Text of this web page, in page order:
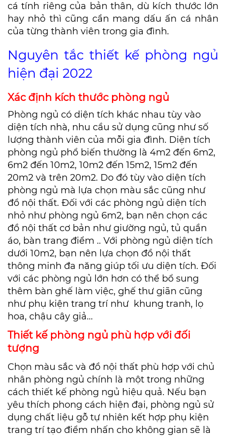
cá tính riêng của bản thân, dù kích thước lớn
hay nhỏ thì cũng cần mang dấu ấn cá nhân
của từng thành viên trong gia đình.
Nguyên tắc thiết kế phòng ngủ
hiện đại 2022
Xác định kích thước phòng ngủ
Phòng ngủ có diện tích khác nhau tùy vào
diện tích nhà, nhu cầu sử dụng cũng như số
lượng thành viên của mỗi gia đình. Diện tích
phòng ngủ phổ biến thường là 4m2 đến 6m2,
6m2 đến 10m2, 10m2 đến 15m2, 15m2 đến
20m2 và trên 20m2. Do đó tùy vào diện tích
phòng ngủ mà lựa chọn màu sắc cũng như
đồ nội thất. Đối với các phòng ngủ diện tích
nhỏ như phòng ngủ 6m2, bạn nên chọn các
đồ nội thất cơ bản như giường ngủ, tủ quần
áo, bàn trang điểm .. Với phòng ngủ diện tích
dưới 10m2, bạn nên lựa chọn đồ nội thất
thông minh đa năng giúp tối ưu diện tích. Đối
với các phòng ngủ lớn hơn có thể bổ sung
thêm bàn ghế làm việc, ghế thư giãn cũng
như phụ kiện trang trí như khung tranh, lọ
hoa, chậu cây giả...
Thiết kế phòng ngủ phù hợp với đối
tượng
Chọn màu sắc và đồ nội thất phù hợp với chủ
nhân phòng ngủ chính là một trong những
cách thiết kế phòng ngủ hiệu quả. Nếu bạn
yêu thích phong cách hiện đại, phòng ngủ sử
dụng chất liệu gỗ tự nhiên kết hợp phụ kiện
trang trí tạo điểm nhấn cho không gian sẽ là